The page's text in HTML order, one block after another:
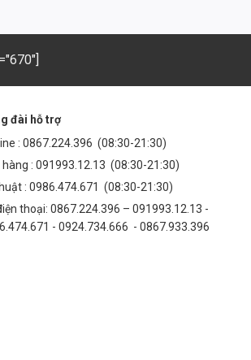
đài hỗ trợ
: 0867.224.396 (08:30-21:30)
hàng : 091993.12.13 (08:30-21:30)
: 0986.474.671 (08:30-21:30)
thoại: 0867.224.396 – 091993.12.13 -
- 0924.734.666 - 0867.933.396